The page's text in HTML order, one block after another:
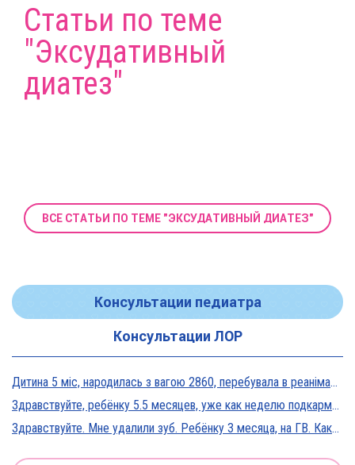
Статьи по теме
"Эксудативный
диатез"
ВСЕ СТАТЬИ ПО ТЕМЕ "ЭКСУДАТИВНЫЙ ДИАТЕЗ"
Консультации педиатра
Консультации ЛОР
Дитина 5 міс, народилась з вагою 2860, перебувала в реанімації у дуже тяжкому стані, діагноз Гіпоксична енцефалопатія 2 ст. На даний момент вага 5800, відмовляється від їжі, плаче близько 5 днів, періоди активності присутні, стул зі слизом зелений оформлений, на штучному вигодовуванні Нан безлактозний,за раз або з перервами з'їдає 90-120 мл. Прошу допомоги в даній ситуації?
Здравствуйте, ребёнку 5.5 месяцев, уже как неделю подкармливаю смесью, пробовали 3 вида нан, милупа и остановились на малютке премиум, только вчера появились красные пятна вокруг рта после кормления смесью, и мы опять попробовали милупа и нан, реакция осталась, что делать?
Здравствуйте. Мне удалили зуб. Ребёнку 3 месяца, на ГВ. Какие антибиотики можно принимать? Спасибо